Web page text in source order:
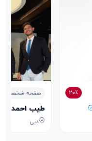
20٪ صفحه شخصی
طیب احمدی Tayeb Ahmadi
دبی